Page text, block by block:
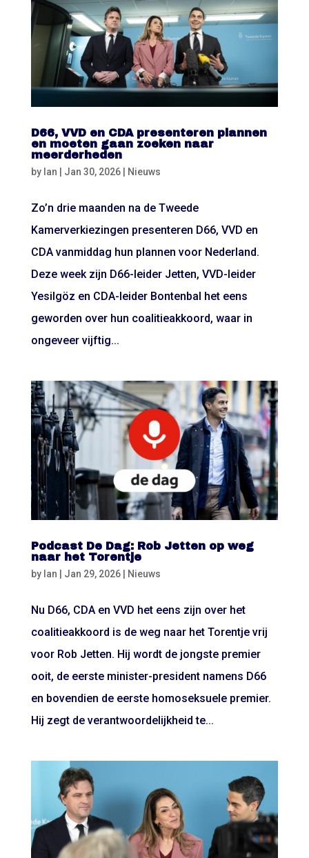
D66, VVD en CDA presenteren plannen
en moeten gaan zoeken naar
meerderheden
by Ian Jan 30, 2026| Nieuws
Zo’n drie maanden na de Tweede
Kamerverkiezingen presenteren D66, VVD en
CDA vanmiddag hun plannen voor Nederland.
Deze week zijn D66-leider Jetten, VVD-leider
Yesilgöz en CDA-leider Bontenbal het eens
geworden over hun coalitieakkoord, waar in
ongeveer vijftig...
Podcast De Dag: Rob Jetten op weg
naar het Torentje
by Ian Jan 29, 2026| Nieuws
Nu D66, CDA en VVD het eens zijn over het
coalitieakkoord is de weg naar het Torentje vrij
voor Rob Jetten. Hij wordt de jongste premier
ooit, de eerste minister-president namens D66
en bovendien de eerste homoseksuele premier.
Hij zegt de verantwoordelijkheid te...